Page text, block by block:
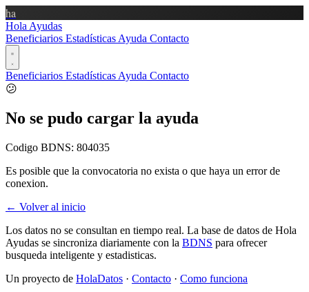
ha
Hola Ayudas
Beneficiarios Estadísticas Ayuda Contacto
Beneficiarios Estadísticas Ayuda Contacto
😕
No se pudo cargar la ayuda
Codigo BDNS: 804035
Es posible que la convocatoria no exista o que haya un error de
conexion.
← Volver al inicio
Los datos no se consultan en tiempo real. La base de datos de Hola
Ayudas se sincroniza diariamente con la BDNS para ofrecer
busqueda inteligente y estadisticas.
Un proyecto de HolaDatos · Contacto · Como funciona